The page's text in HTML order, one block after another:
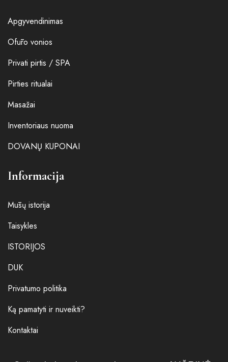
Apgyvendinimas
Ofūro vonios
Privati pirtis / SPA
Pirties ritualai
Masažai
Inventoriaus nuoma
DOVANŲ KUPONAI
Informacija
Mūsų istorija
Taisykles
ISTORIJOS
DUK
Privatumo politika
Ką pamatyti ir nuveikti?
Kontaktai